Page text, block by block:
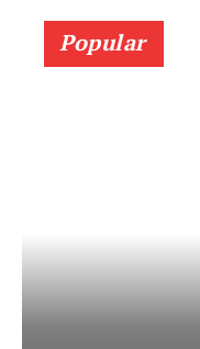
Popular